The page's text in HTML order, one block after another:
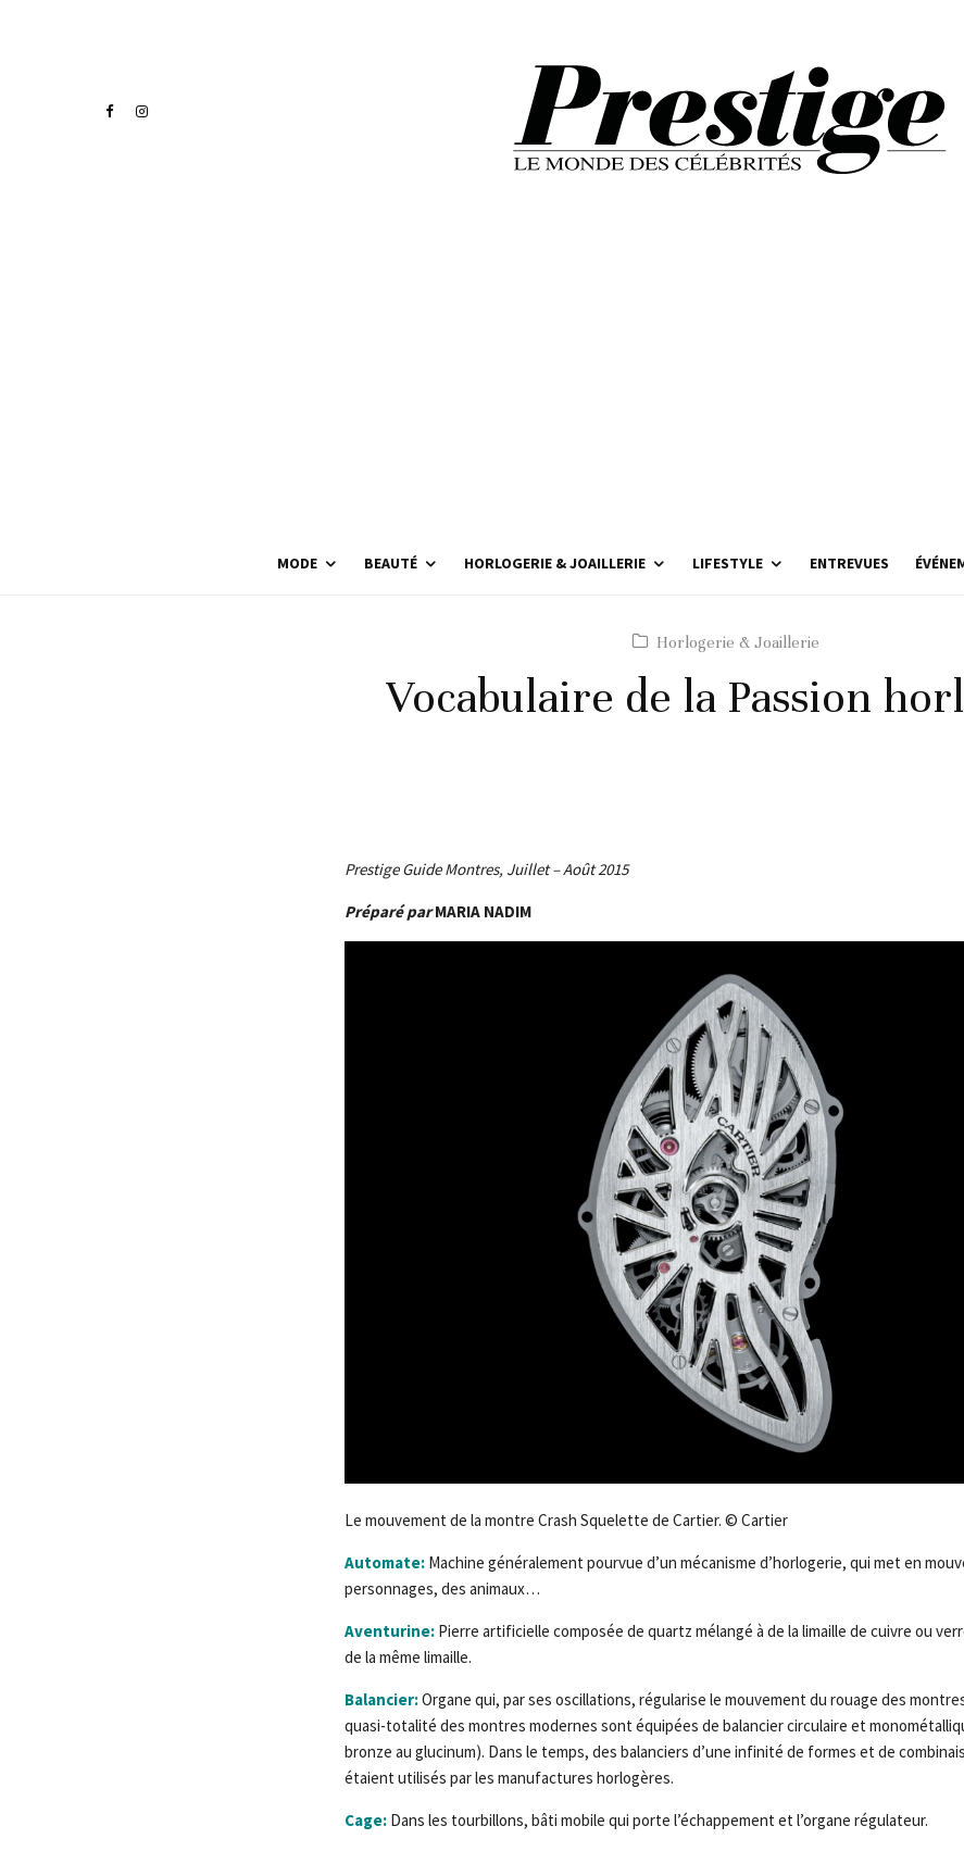
MODE BEAUTÉ HORLOGERIE & JOAILLERIE LIFESTYLE ENTREVUES
Horlogerie & Joaillerie
Vocabulaire de la Passion
Prestige Guide Montres, Juillet – Août 2015
Préparé parMARIA NADIM
Le mouvement de la montre Crash Squelette de Cartier. © Cartier
Automate: Machine généralement pourvue d’un mécanisme d’horlogerie, qui met en
personnages, des animaux…
Aventurine: Pierre artificielle composée de quartz mélangé à de la limaille de cuivre ou
de la même limaille.
Balancier:Organe qui, par ses oscillations, régularise le mouvement du rouage des
quasi-totalité des montres modernes sont équipées de balancier circulaire et
bronze au glucinum). Dans le temps, des balanciers d’une infinité de formes et de
étaient utilisés par les manufactures horlogères.
Cage: Dans les tourbillons, bâti mobile qui porte l’échappement et l’organe régulateur.